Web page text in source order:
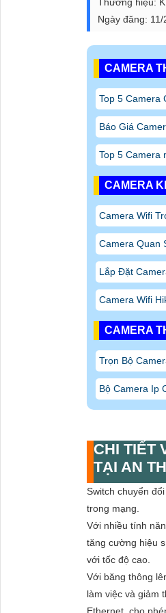
Camera Wifi
Camera Quan
Lắp Đặt
Camera Wifi
CAMERA
Trọn Bộ
Bộ Camera Ip
CHI TIẾT
TẠI AN
Switch chuyển
trong mạng.
Với nhiều tính
tăng cường hiệu
với tốc độ cao.
Với băng thông
làm việc và
Ethernet, cho
khả năng quản
Người dùng có
cung cấp quyền
có hiệu suất tối
Chế độ tiết kiệm
Điều này không
CSW16-PFLlà
Với khả năng
thực sự là một